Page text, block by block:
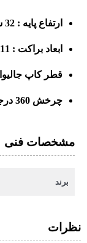
ارتفاع پایه : 32 سانتی متر
ابعاد براکت : 11*5 سانتی متر
قطر کاپ جالیوانی : 6.5
چرخش 360 درجه : دارد
مشخصات فنی
برند
نظرات